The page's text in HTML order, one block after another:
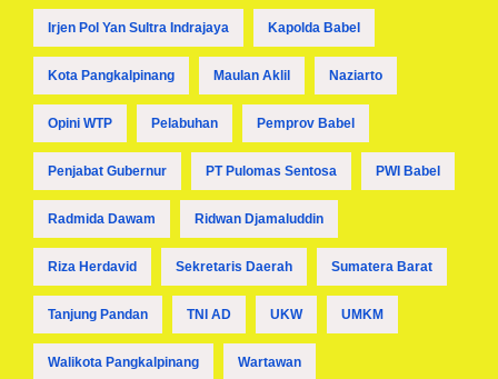
Irjen Pol Yan Sultra Indrajaya Kapolda Babel
Kota Pangkalpinang Maulan Aklil Naziarto
Opini WTP Pelabuhan Pemprov Babel
Penjabat Gubernur PT Pulomas Sentosa PWI Babel
Radmida Dawam Ridwan Djamaluddin
Riza Herdavid Sekretaris Daerah Sumatera Barat
Tanjung Pandan TNI AD UKW UMKM
Walikota Pangkalpinang Wartawan